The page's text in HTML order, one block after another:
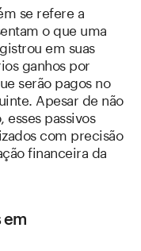
se refere a
o que uma
em suas
ganhos por
serão pagos no
Apesar de não
passivos
com precisão
financeira da
em